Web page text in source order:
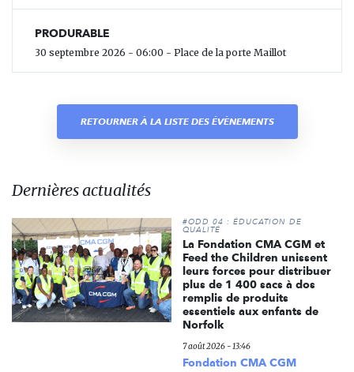
PRODURABLE
30 septembre 2026 - 06:00 - Place de la porte Maillot
RETOURNER À LA LISTE DES ÉVÈNEMENTS
Dernières actualités
#ODD 04 : ÉDUCATION DE
QUALITÉ
La Fondation CMA CGM et
Feed the Children unissent
leurs forces pour distribuer
plus de 1 400 sacs à dos
remplis de produits
essentiels aux enfants de
Norfolk
7 août 2026 - 13:46
Fondation CMA CGM